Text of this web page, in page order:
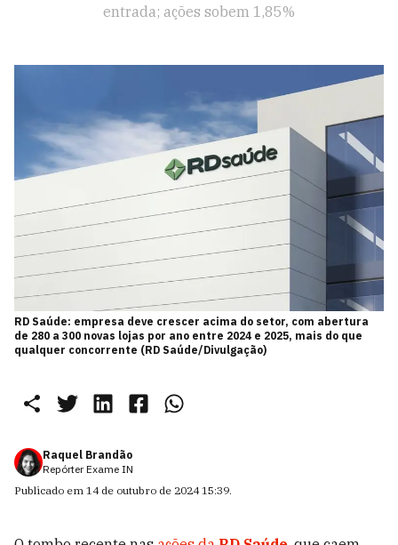
entrada; ações sobem 1,85%
RD Saúde: empresa deve crescer acima do setor, com abertura
de 280 a 300 novas lojas por ano entre 2024 e 2025, mais do que
qualquer concorrente (RD Saúde/Divulgação)
Raquel Brandão
Repórter Exame IN
Publicado em 14 de outubro de 2024 15:39.